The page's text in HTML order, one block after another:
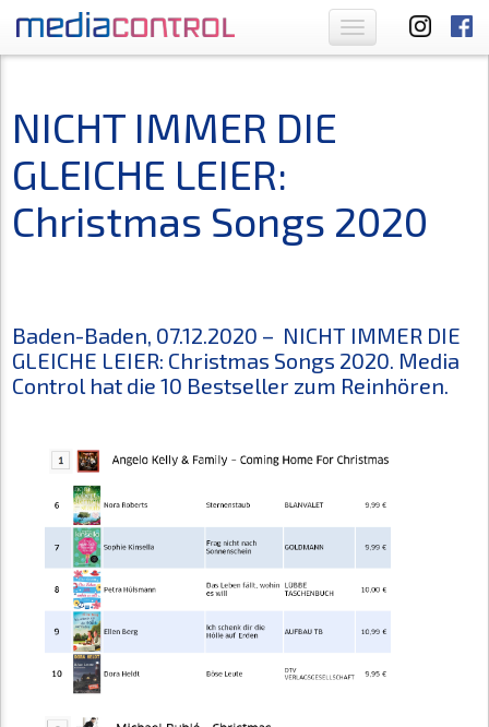
Toggle
navigation
NICHT IMMER DIE
GLEICHE LEIER:
Christmas Songs 2020
Baden-Baden, 07.12.2020 – NICHT IMMER DIE
GLEICHE LEIER: Christmas Songs 2020. Media
Control hat die 10 Bestseller zum Reinhören.